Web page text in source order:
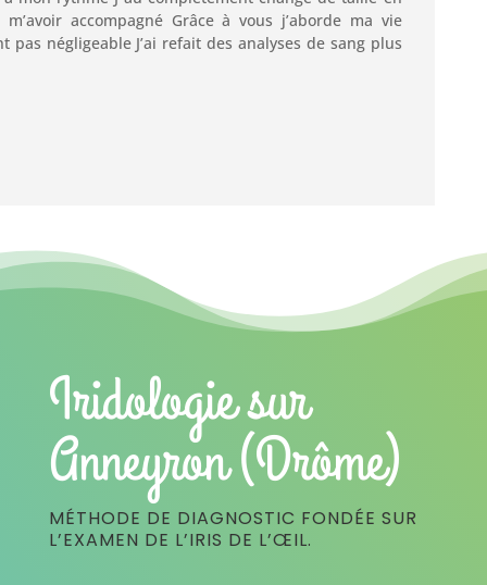
accompagné Grâce à vous j’aborde ma vie
négligeable J’ai refait des analyses de sang plus
Iridologie sur
Anneyron (Drôme)
MÉTHODE DE DIAGNOSTIC FONDÉE SUR
L’EXAMEN DE L’IRIS DE L’ŒIL.